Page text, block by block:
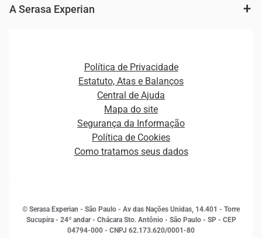
Cobrança e Recuperação de Dívidas
Plataformas e Motores de decisão
Fintechs
Ver todo o conteúdo
Curso Gratuito de Saúde Financeira
Empreendedorismo
Estudos e Pesquisas
Inovação e Tecnologia
Leis e impostos
A Serasa Experian
Distribuidores e representantes
Estrutura Organizacional
Sala de Imprensa
Política de Privacidade
Estatuto, Atas e Balanços
Central de Ajuda
Mapa do site
Segurança da Informação
Política de Cookies
Como tratamos seus dados
© Serasa Experian - São Paulo - Av das Nações Unidas, 14.401 - Torre
Sucupira - 24º andar - Chácara Sto. Antônio - São Paulo - SP - CEP
04794-000 - CNPJ 62.173.620/0001-80